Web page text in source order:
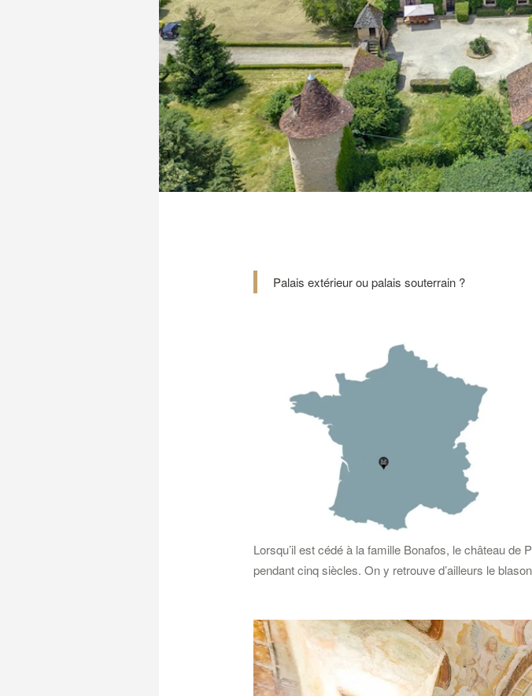
Palais extérieur ou palais souterrain ?
Lorsqu’il est cédé à la famille Bonafos, le château
pendant cinq siècles. On y retrouve d’ailleurs le